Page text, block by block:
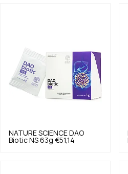
NATURE SCIENCE DAO
Biotic NS 63g €51,14